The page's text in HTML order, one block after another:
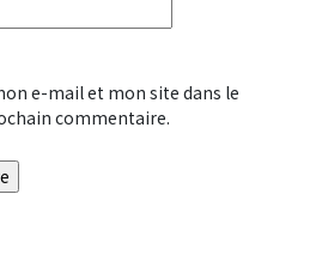
e-mail et mon site dans le
commentaire.